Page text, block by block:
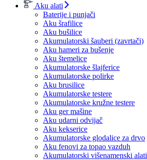
Aku alati
Baterije i punjači
Aku šrafilice
Aku bušilice
Akumulatorski šauberi (zavrtači)
Aku hameri za bušenje
Aku štemelice
Akumulatorske šlajferice
Akumulatorske polirke
Aku brusilice
Akumulatorske testere
Akumulatorske kružne testere
Aku ger mašine
Aku udarni odvijač
Aku kekserice
Akumulatorske glodalice za drvo
Aku fenovi za topao vazduh
Akumulatorski višenamenski alati